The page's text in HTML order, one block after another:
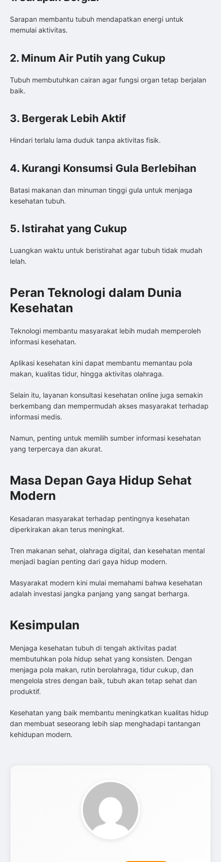
Sarapan membantu tubuh mendapatkan energi untuk
memulai aktivitas.
2. Minum Air Putih yang Cukup
Tubuh membutuhkan cairan agar fungsi organ tetap berjalan
baik.
3. Bergerak Lebih Aktif
Hindari terlalu lama duduk tanpa aktivitas fisik.
4. Kurangi Konsumsi Gula Berlebihan
Batasi makanan dan minuman tinggi gula untuk menjaga
kesehatan tubuh.
5. Istirahat yang Cukup
Luangkan waktu untuk beristirahat agar tubuh tidak mudah
lelah.
Peran Teknologi dalam Dunia
Kesehatan
Teknologi membantu masyarakat lebih mudah memperoleh
informasi kesehatan.
Aplikasi kesehatan kini dapat membantu memantau pola
makan, kualitas tidur, hingga aktivitas olahraga.
Selain itu, layanan konsultasi kesehatan online juga semakin
berkembang dan mempermudah akses masyarakat terhadap
informasi medis.
Namun, penting untuk memilih sumber informasi kesehatan
yang terpercaya dan akurat.
Masa Depan Gaya Hidup Sehat
Modern
Kesadaran masyarakat terhadap pentingnya kesehatan
diperkirakan akan terus meningkat.
Tren makanan sehat, olahraga digital, dan kesehatan mental
menjadi bagian penting dari gaya hidup modern.
Masyarakat modern kini mulai memahami bahwa kesehatan
adalah investasi jangka panjang yang sangat berharga.
Kesimpulan
Menjaga kesehatan tubuh di tengah aktivitas padat
membutuhkan pola hidup sehat yang konsisten. Dengan
menjaga pola makan, rutin berolahraga, tidur cukup, dan
mengelola stres dengan baik, tubuh akan tetap sehat dan
produktif.
Kesehatan yang baik membantu meningkatkan kualitas hidup
dan membuat seseorang lebih siap menghadapi tantangan
kehidupan modern.